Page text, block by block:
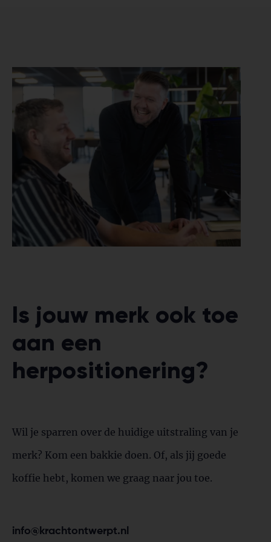
Is jouw merk ook toe
aan een
herpositionering?
Wil je sparren over de huidige uitstraling van je
merk? Kom een bakkie doen. Of, als jij goede
koffie hebt, komen we graag naar jou toe.
info@krachtontwerpt.nl